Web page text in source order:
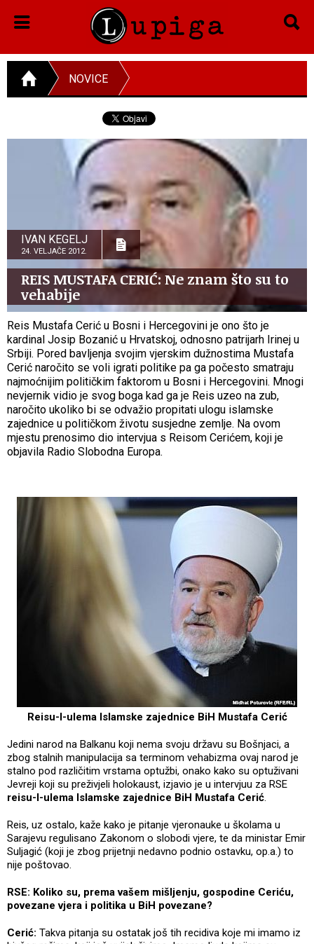
NOVICE
IVAN KEGELJ
24. VELJAČE 2012.
REIS MUSTAFA CERIĆ: Ne znam što su to
vehabije
Reis Mustafa Cerić u Bosni i Hercegovini je ono što je
kardinal Josip Bozanić u Hrvatskoj, odnosno patrijarh Irinej u
Srbiji. Pored bavljenja svojim vjerskim dužnostima Mustafa
Cerić naročito se voli igrati politike pa ga počesto smatraju
najmoćnijim političkim faktorom u Bosni i Hercegovini. Mnogi
nevjernik vidio je svog boga kad ga je Reis uzeo na zub,
naročito ukoliko bi se odvažio propitati ulogu islamske
zajednice u političkom životu susjedne zemlje. Na ovom
mjestu prenosimo dio intervjua s Reisom Cerićem, koji je
objavila Radio Slobodna Europa.
Reisu-l-ulema Islamske zajednice BiH Mustafa Cerić
Jedini narod na Balkanu koji nema svoju državu su Bošnjaci, a
zbog stalnih manipulacija sa terminom vehabizma ovaj narod je
stalno pod različitim vrstama optužbi, onako kako su optuživani
Jevreji koji su preživjeli holokaust, izjavio je u intervjuu za RSE
reisu-l-ulema Islamske zajednice BiH Mustafa Cerić.
Reis, uz ostalo, kaže kako je pitanje vjeronauke u školama u
Sarajevu regulisano Zakonom o slobodi vjere, te da ministar Emir
Suljagić (koji je zbog prijetnji nedavno podnio ostavku, op.a.) to
nije poštovao.
RSE: Koliko su, prema vašem mišljenju, gospodine Ceriću,
povezane vjera i politika u BiH povezane?
Cerić: Takva pitanja su ostatak još tih recidiva koje mi imamo iz